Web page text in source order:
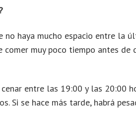
no haya mucho espacio entre la
muy poco tiempo antes
entre las 19:00 y las 20:00
Si se hace más tarde, habrá